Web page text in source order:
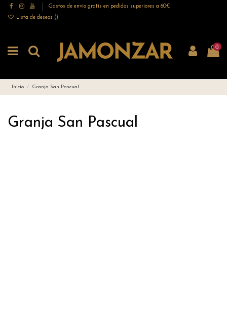
Gastos de envío gratis en pedidos superiores a 60€
Lista de deseos ()
0
Inicio Granja San Pascual
Granja San Pascual